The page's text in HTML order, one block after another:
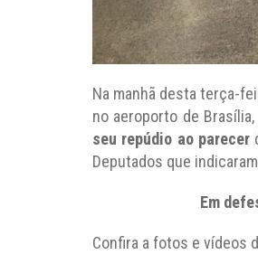
Na manhã desta terça-
no aeroporto de
seu repúdio ao parecer
Deputados que
Em
Confira a fotos e vídeos